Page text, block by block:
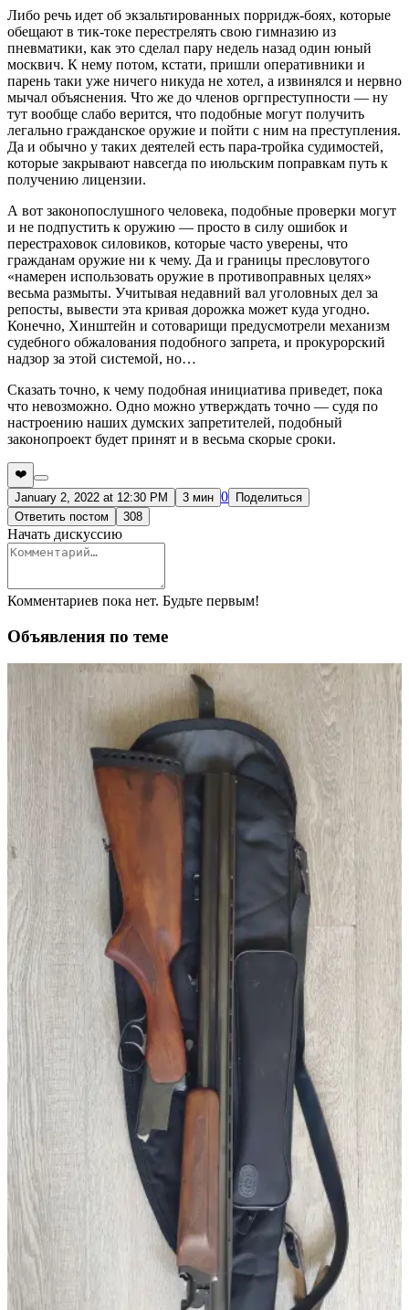
Либо речь идет об экзальтированных порридж-боях, которые
обещают в тик-токе перестрелять свою гимназию из
пневматики, как это сделал пару недель назад один юный
москвич. К нему потом, кстати, пришли оперативники и
парень таки уже ничего никуда не хотел, а извинялся и нервно
мычал объяснения. Что же до членов оргпреступности — ну
тут вообще слабо верится, что подобные могут получить
легально гражданское оружие и пойти с ним на преступления.
Да и обычно у таких деятелей есть пара-тройка судимостей,
которые закрывают навсегда по июльским поправкам путь к
получению лицензии.
А вот законопослушного человека, подобные проверки могут
и не подпустить к оружию — просто в силу ошибок и
перестраховок силовиков, которые часто уверены, что
гражданам оружие ни к чему. Да и границы пресловутого
«намерен использовать оружие в противоправных целях»
весьма размыты. Учитывая недавний вал уголовных дел за
репосты, вывести эта кривая дорожка может куда угодно.
Конечно, Хинштейн и сотоварищи предусмотрели механизм
судебного обжалования подобного запрета, и прокурорский
надзор за этой системой, но…
Сказать точно, к чему подобная инициатива приведет, пока
что невозможно. Одно можно утверждать точно — судя по
настроению наших думских запретителей, подобный
законопроект будет принят и в весьма скорые сроки.
❤️
January 2, 2022 at 12:30 PM
3 мин 0
Поделиться
Ответить постом
308
Начать дискуссию
Комментариев пока нет. Будьте первым!
Объявления по теме